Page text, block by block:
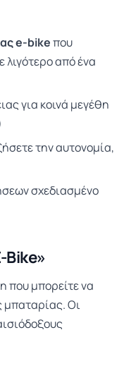
e-bikeπου
λιγότερο από ένα
για κοινά μεγέθη
την αυτονομία,
σχεδιασμένο
Bike»
που μπορείτε να
μπαταρίας. Οι